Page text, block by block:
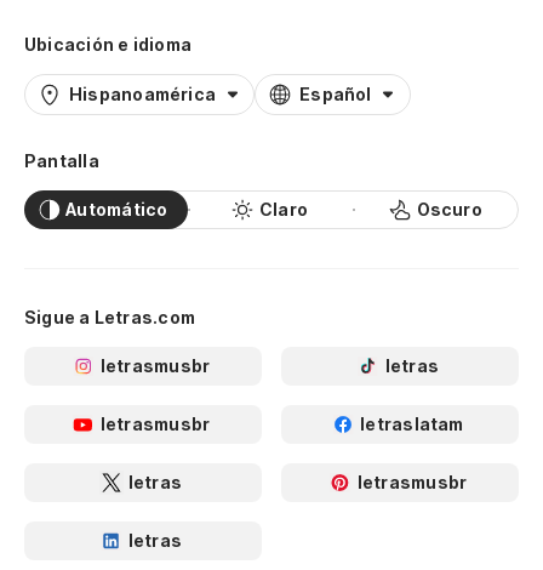
Ubicación e idioma
Hispanoamérica Español
Pantalla
Automático Claro Oscuro
Sigue a Letras.com
letrasmusbr letras
letrasmusbr letraslatam
letras letrasmusbr
letras